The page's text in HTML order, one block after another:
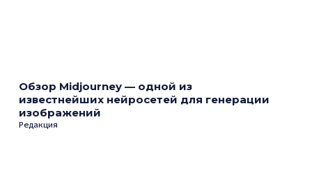
Обзор Midjourney — одной из
известнейших нейросетей для генерации
изображений
Редакция